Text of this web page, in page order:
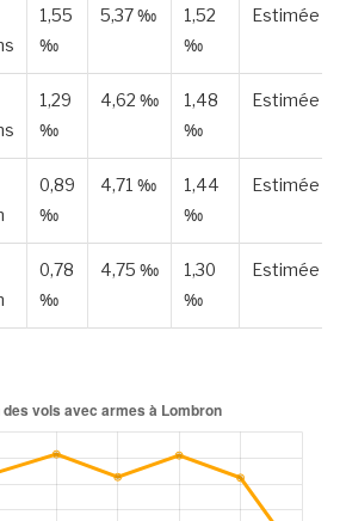
1,55
‰
5,37 ‰
1,52
‰
Estimée
1,29
‰
4,62 ‰
1,48
‰
Estimée
0,89
‰
4,71 ‰
1,44
‰
Estimée
0,78
‰
4,75 ‰
1,30
‰
Estimée